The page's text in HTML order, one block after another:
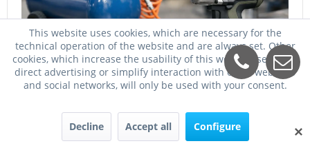
Welcher Kompressor für Schlagschrauber?
Welcher Kompressor für Schlagschrauber passt? So
wählen Sie Kessel, Luftmenge, Druck und Motorleistung
23. Mai 2026
✕
This website uses cookies, which are necessary for the
technical operation of the website and are always set. Other
cookies, which increase the usability of this website, serve for
direct advertising or simplify interaction with other websites
and social networks, will only be used with your consent.
Decline Accept all Configure